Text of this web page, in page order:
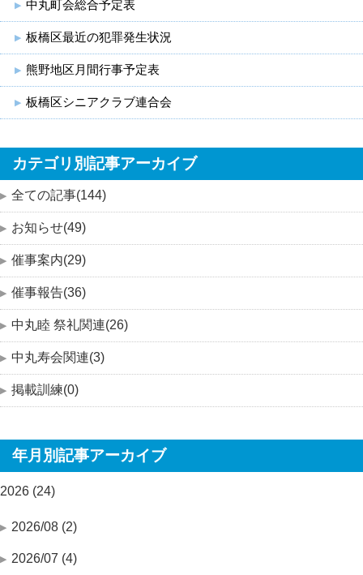
中丸町会総合予定表
板橋区最近の犯罪発生状況
熊野地区月間行事予定表
板橋区シニアクラブ連合会
カテゴリ別記事アーカイブ
全ての記事(144)
お知らせ(49)
催事案内(29)
催事報告(36)
中丸睦 祭礼関連(26)
中丸寿会関連(3)
掲載訓練(0)
年月別記事アーカイブ
2026 (24)
2026/08 (2)
2026/07 (4)